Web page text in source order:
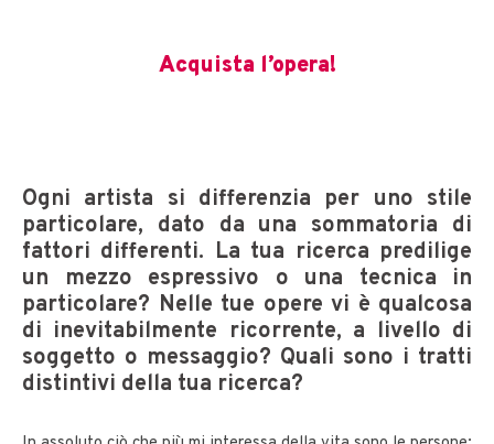
Acquista l’opera!
Ogni artista si differenzia per uno stile
particolare, dato da una sommatoria di
fattori differenti. La tua ricerca predilige
un mezzo espressivo o una tecnica in
particolare? Nelle tue opere vi è qualcosa
di inevitabilmente ricorrente, a livello di
soggetto o messaggio? Quali sono i tratti
distintivi della tua ricerca?